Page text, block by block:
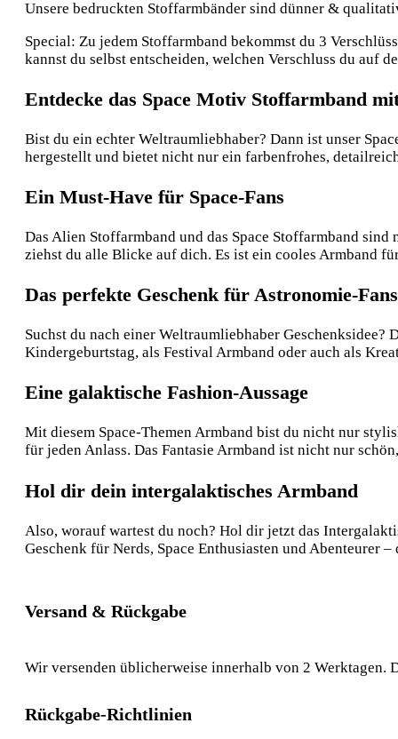
Unsere bedruckten Stoffarmbänder sind dünner &
Special: Zu jedem Stoffarmband bekommst du 3
kannst du selbst entscheiden, welchen Verschluss du auf
Entdecke das Space Motiv Stoffarmband
Bist du ein echter Weltraumliebhaber? Dann ist unser
hergestellt und bietet nicht nur ein farbenfrohes,
Ein Must-Have für Space-Fans
Das Alien Stoffarmband und das Space Stoffarmband
ziehst du alle Blicke auf dich. Es ist ein cooles Armband
Das perfekte Geschenk für Astronomie-Fans
Suchst du nach einer Weltraumliebhaber
Kindergeburtstag, als Festival Armband oder auch als
Eine galaktische Fashion-Aussage
Mit diesem Space-Themen Armband bist du nicht nur
für jeden Anlass. Das Fantasie Armband ist nicht nur
Hol dir dein intergalaktisches Armband
Also, worauf wartest du noch? Hol dir jetzt das
Geschenk für Nerds, Space Enthusiasten und Abenteurer
Versand & Rückgabe
Wir versenden üblicherweise innerhalb von 2 Werktagen.
Rückgabe-Richtlinien